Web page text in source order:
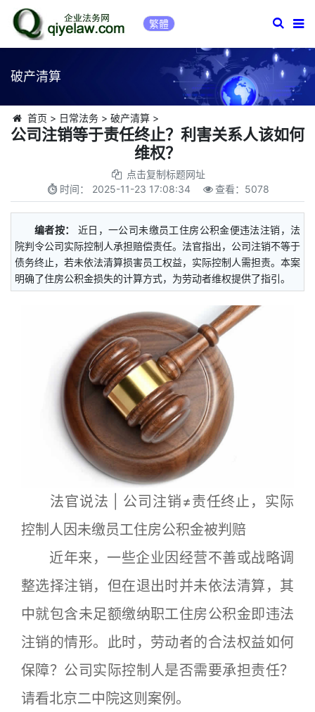
繁體
破产清算
首页 > 日常法务> 破产清算>
公司注销等于责任终止？利害关系人该如何
维权？
点击复制标题网址
时间： 2025-11-23 17:08:34 查看： 5078
编者按：
近日，一公司未缴员工住房公积金便违法注销，法
院判令公司实际控制人承担赔偿责任。法官指出，公司注销不等于
债务终止，若未依法清算损害员工权益，实际控制人需担责。本案
明确了住房公积金损失的计算方式，为劳动者维权提供了指引。
法官说法 | 公司注销≠责任终止，实际
控制人因未缴员工住房公积金被判赔
近年来，一些企业因经营不善或战略调
整选择注销，但在退出时并未依法清算，其
中就包含未足额缴纳职工住房公积金即违法
注销的情形。此时，劳动者的合法权益如何
保障？公司实际控制人是否需要承担责任？
请看北京二中院这则案例。